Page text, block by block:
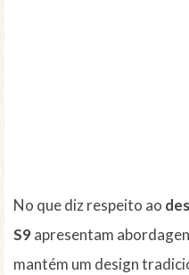
No que diz respeito ao
S9apresentam
mantém um design